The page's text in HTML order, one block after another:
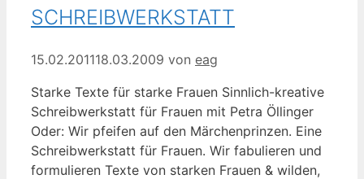
SCHREIBWERKSTATT
15.02.201118.03.2009 von eag
Starke Texte für starke Frauen Sinnlich-kreative
Schreibwerkstatt für Frauen mit Petra Öllinger
Oder: Wir pfeifen auf den Märchenprinzen. Eine
Schreibwerkstatt für Frauen. Wir fabulieren und
formulieren Texte von starken Frauen & wilden,